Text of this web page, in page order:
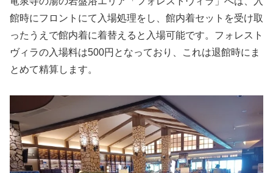
館時にフロントにて入場処理をし、館内着セットを受け取
ったうえで館内着に着替えると入場可能です。フォレスト
ヴィラの入場料は500円となっており、これは退館時にま
とめて精算します。